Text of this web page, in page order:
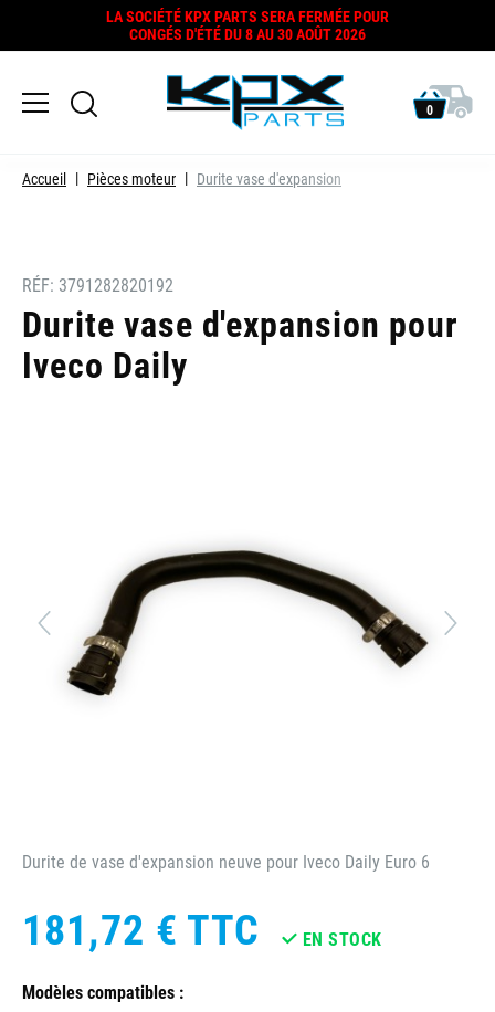
LA SOCIÉTÉ KPX PARTS SERA FERMÉE POUR
CONGÉS D'ÉTÉ DU 8 AU 30 AOÛT 2026
0
Accueil Pièces moteur Durite vase d'expansion
RÉF: 3791282820192
Durite vase d'expansion pour
Iveco Daily
Durite de vase d'expansion neuve pour Iveco Daily Euro 6
181,72 € TTC EN STOCK
Modèles compatibles :